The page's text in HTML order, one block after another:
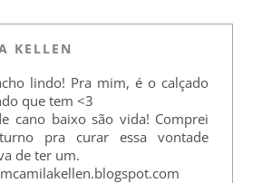
KELLEN
lindo! Pra mim, é o calçado
que tem <3
cano baixo são vida! Comprei
pra curar essa vontade
de ter um.